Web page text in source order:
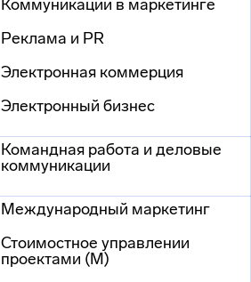
Коммуникации в маркетинге
Реклама и PR
Электронная коммерция
Электронный бизнес
Командная работа и деловые
коммуникации
Международный маркетинг
Стоимостное управлении
проектами (М)